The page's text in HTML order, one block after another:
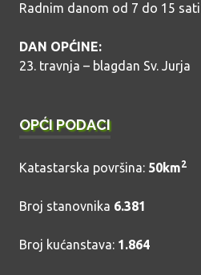
Radnim danom od 7 do 15 sati
DAN OPĆINE:
23. travnja – blagdan Sv. Jurja
OPĆI PODACI
Katastarska površina: 50km2
Broj stanovnika 6.381
Broj kućanstava: 1.864